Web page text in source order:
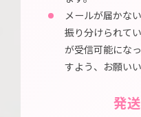
メールが届かな
振り分けられて
が受信可能にな
すよう、お願いい
発